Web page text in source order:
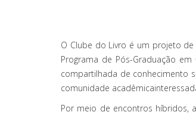
O Clube do Livro é um projeto de
Programa de Pós-Graduação
compartilhada de conhecimento
comunidade
Por meio de encontros híbridos,